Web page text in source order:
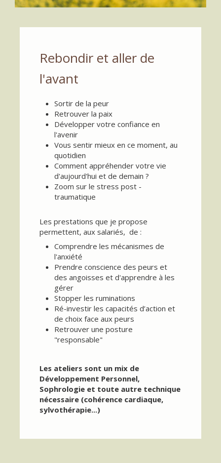
Rebondir et aller de
l'avant
Sortir de la peur
Retrouver la paix
Développer votre confiance en
l'avenir
Vous sentir mieux en ce moment, au
quotidien
Comment appréhender votre vie
d'aujourd'hui et de demain ?
Zoom sur le stress post -
traumatique
Les prestations que je propose
permettent, aux salariés, de :
Comprendre les mécanismes de
l'anxiété
Prendre conscience des peurs et
des angoisses et d'apprendre à les
gérer
Stopper les ruminations
Ré-investir les capacités d’action et
de choix face aux peurs
Retrouver une posture
"responsable"
Les ateliers sont un mix de
Développement Personnel,
Sophrologie et toute autre technique
nécessaire (cohérence cardiaque,
sylvothérapie...)